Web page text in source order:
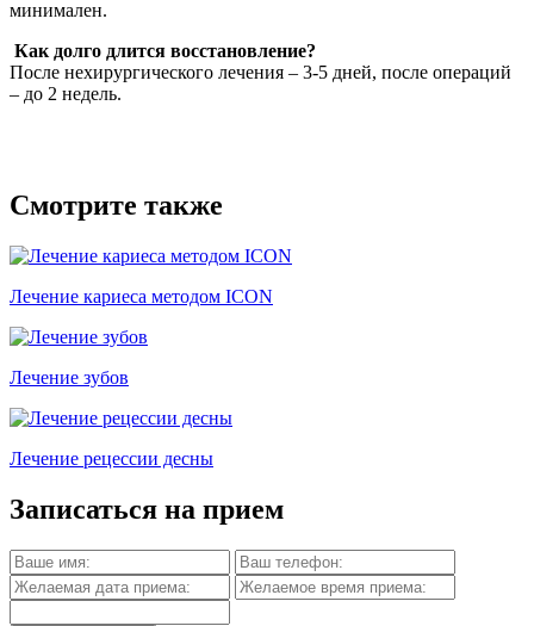
минимален.
Как долго длится восстановление?
После нехирургического лечения – 3-5 дней, после операций
– до 2 недель.
Смотрите также
Лечение кариеса методом ICON
Лечение зубов
Лечение рецессии десны
Записаться на прием